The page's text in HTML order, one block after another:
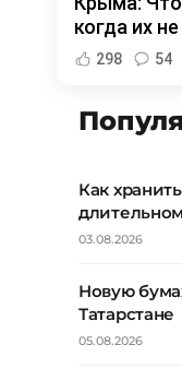
когда их
298 54
Как
03.08.2026
Новую
Татарстане
05.08.2026